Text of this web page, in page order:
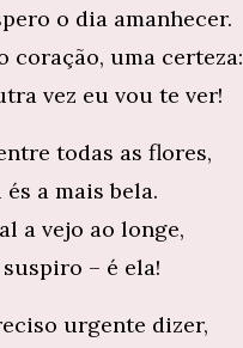
o dia amanhecer.
coração, uma certeza:
vez eu vou te ver!
todas as flores,
a mais bela.
a vejo ao longe,
– é ela!
urgente dizer,